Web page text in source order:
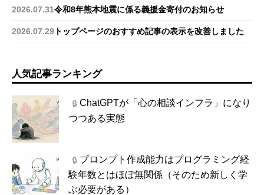
2026.07.31令和8年熊本地震に係る義援金寄付のお知らせ
2026.07.29 トップページのおすすめ記事の表示を改善しました
人気記事ランキング
🔒ChatGPTが「心の相談インフラ」になり
つつある実態
🔒プロンプト作成能力はプログラミング経
験年数とはほぼ無関係（そのため新しく学
ぶ必要がある）